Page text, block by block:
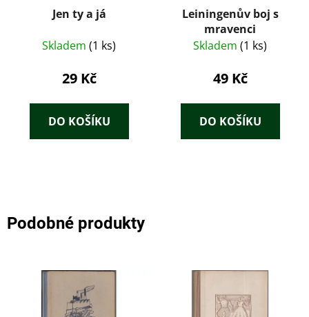
Jen ty a já
Skladem (1 ks)
29 Kč
DO KOŠÍKU
Leiningenův boj s
mravenci
Skladem (1 ks)
49 Kč
DO KOŠÍKU
Podobné produkty